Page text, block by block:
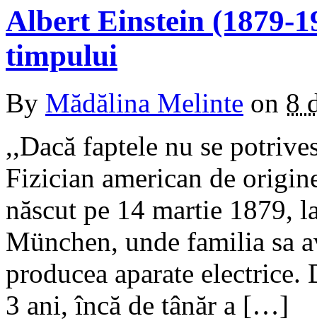
Albert Einstein (1879-
timpului
By Mădălina Melinte on 8
,,Dacă faptele nu se
Fizician american de
născut pe 14 martie 1879,
München, unde familia sa
producea aparate
3 ani, încă de tânăr a […]